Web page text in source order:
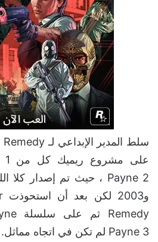
Payne 3 لم تكن في اتجاه مماثل.